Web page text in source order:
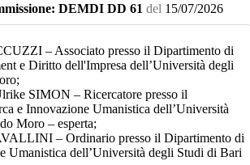
DEMDI DD 61 del 15/07/2026
– Associato presso il Dipartimento di
e Diritto dell'Impresa dell’Università degli
SIMON – Ricercatore presso il
e Innovazione Umanistica dell’Università
Moro – esperta;
– Ordinario presso il Dipartimento di
Umanistica dell’Università degli Studi di Bari